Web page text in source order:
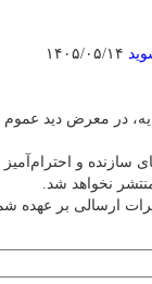
در معرض دید عموم
سازنده و
نخواهد شد.
ارسالی بر عهده